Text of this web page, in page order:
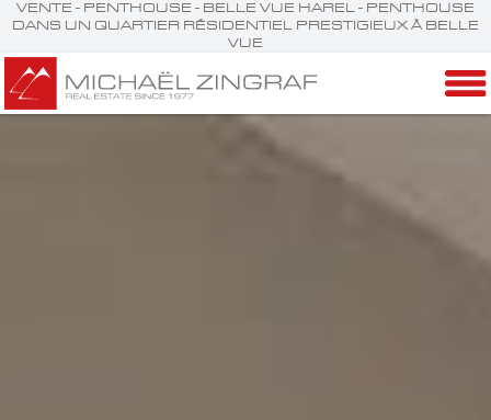
VENTE - PENTHOUSE - BELLE VUE HAREL - PENTHOUSE
DANS UN QUARTIER RÉSIDENTIEL PRESTIGIEUX À BELLE
VUE